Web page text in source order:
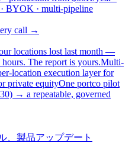
BYOK · multi-pipeline
call →
locations lost last month —
The report is yours.Multi-
location execution layer for
private equityOne portco pilot
→ a repeatable, governed
、製品アップデート